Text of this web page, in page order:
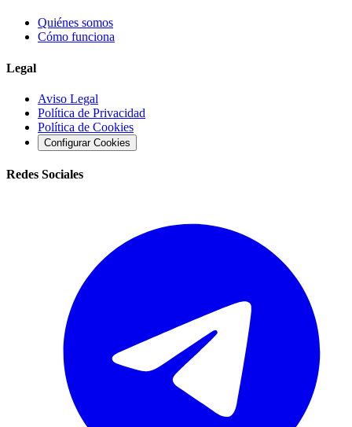
Quiénes somos
Cómo funciona
Legal
Aviso Legal
Política de Privacidad
Política de Cookies
Configurar Cookies
Redes Sociales